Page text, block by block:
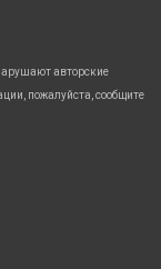
авторские
пожалуйста, сообщите